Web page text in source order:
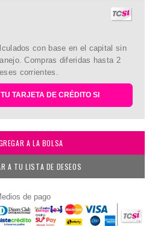
con base en el capital sin
Compras diferidas hasta 2
corrientes.
TARJETA DE CRÉDITO SI
A LA BOLSA
A TU LISTA DE DESEOS
de pago